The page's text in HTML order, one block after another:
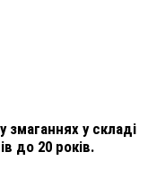
змаганнях у складі
до 20 років.